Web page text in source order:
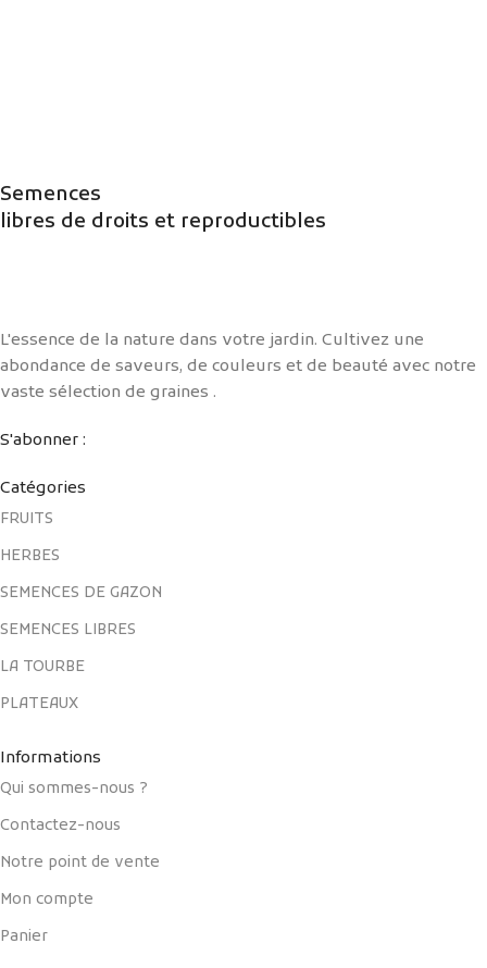
Semences
libres de droits et reproductibles
L'essence de la nature dans votre jardin. Cultivez une
abondance de saveurs, de couleurs et de beauté avec notre
vaste sélection de graines .
S'abonner :
Catégories
FRUITS
HERBES
SEMENCES DE GAZON
SEMENCES LIBRES
LA TOURBE
PLATEAUX
Informations
Qui sommes-nous ?
Contactez-nous
Notre point de vente
Mon compte
Panier